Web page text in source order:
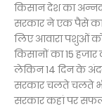
किसान देश का
सरकार ने एक पैसे का
लिए आवारा पशुओं को
किसानों का 15
लेकिन 14 दिन के
सरकार चलते चलते
सरकार कहां पर